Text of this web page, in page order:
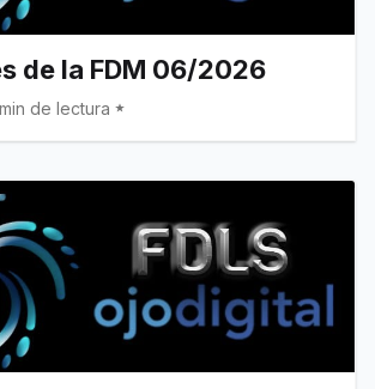
de la FDM 06/2026
de lectura